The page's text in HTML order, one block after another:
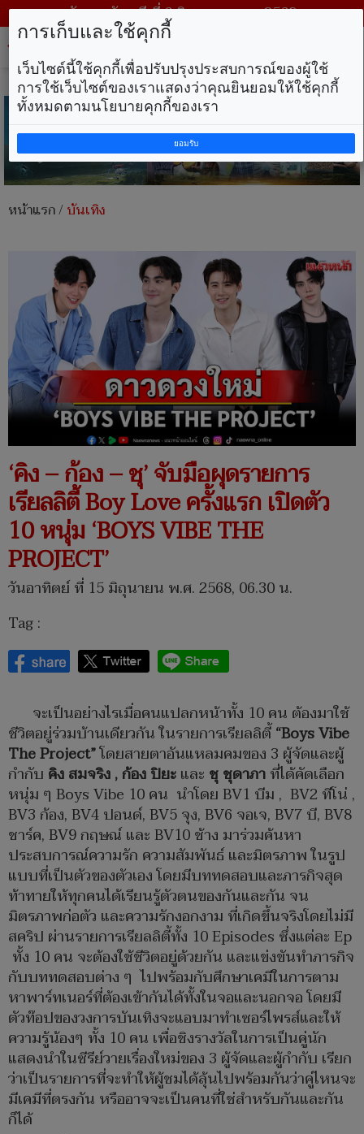
วันพฤหัสบดี ที่ 6 สิงหาคม พ.ศ. 2569
หน้าแรก/บันเทิง
‘คิง – ก้อง – ชุ’ จับมือผุดรายการ
เรียลลิตี้ Boy Love ครั้งแรก เปิดตัว
10 หนุ่ม ‘BOYS VIBE THE
PROJECT’
วันอาทิตย์ ที่ 15 มิถุนายน พ.ศ. 2568, 06.30 น.
Tag :
จะเป็นอย่างไรเมื่อคนแปลกหน้าทั้ง 10 คน ต้องมาใช้
ชีวิตอยู่ร่วมบ้านเดียวกัน ในรายการเรียลลิตี้“Boys Vibe
The Project”โดยสายตาอันแหลมคมของ 3 ผู้จัดและผู้
กำกับ คิง สมจริง , ก้อง ปิยะและ ชุ ชุดาภาที่ได้คัดเลือก
หนุ่ม ๆ Boys Vibe 10 คน นำโดย BV1 บีม , BV2 ทีโน่ ,
BV3 ก้อง, BV4 ปอนด์, BV5 จุง, BV6 จอเจ, BV7 บี, BV8
ชาร์ค, BV9 กฤษณ์ และ BV10 ช้าง มาร่วมค้นหา
ประสบการณ์ความรัก ความสัมพันธ์ และมิตรภาพ ในรูป
แบบที่เป็นตัวของตัวเอง โดยมีบททดสอบและภารกิจสุด
ท้าทายให้ทุกคนได้เรียนรู้ตัวตนของกันและกัน จน
มิตรภาพก่อตัว และความรักงอกงาม ที่เกิดขึ้นจริงโดยไม่มี
สคริป ผ่านรายการเรียลลิตี้ทั้ง 10 Episodes ซึ่งแต่ละ Ep
ทั้ง 10 คน จะต้องใช้ชีวิตอยู่ด้วยกัน และแข่งขันทำภารกิจ
กับบททดสอบต่าง ๆ ไปพร้อมกับศึกษาเคมีในการตาม
หาพาร์ทเนอร์ที่ต้องเข้ากันได้ทั้งในจอและนอกจอ โดยมี
ตัวท๊อปของวงการบันเทิงจะแอบมาทำเซอร์ไพรส์และให้
ความรู้น้องๆ ทั้ง 10 คน เพื่อชิงรางวัลในการเป็นคู่นัก
แสดงนำในซีรีย์วายเรื่องใหม่ของ 3 ผู้จัดและผู้กำกับ เรียก
ว่าเป็นรายการที่จะทำให้ผู้ชมได้ลุ้นไปพร้อมกันว่าคู่ไหนจะ
มีเคมีที่ตรงกัน หรืออาจจะเป็นคนที่ใช่สำหรับกันและกัน
ก็ได้
การเก็บและใช้คุกกี้
เว็บไซต์นี้ใช้คุกกี้เพื่อปรับปรุงประสบการณ์ของผู้ใช้
การใช้เว็บไซต์ของเราแสดงว่าคุณยินยอมให้ใช้คุกกี้
ทั้งหมดตามนโยบายคุกกี้ของเรา
ยอมรับ